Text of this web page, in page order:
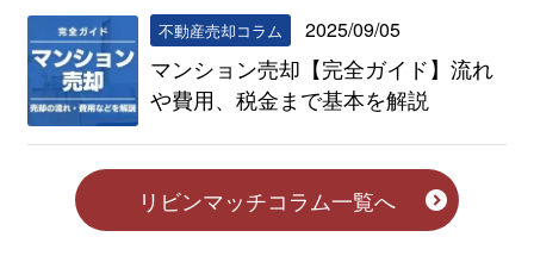
不動産売却コラム 2025/09/05
マンション売却【完全ガイド】流れ
や費用、税金まで基本を解説
リビンマッチコラム一覧へ